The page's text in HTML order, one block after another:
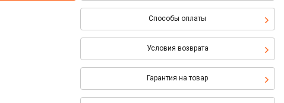
Способы оплаты
Условия возврата
Гарантия на товар